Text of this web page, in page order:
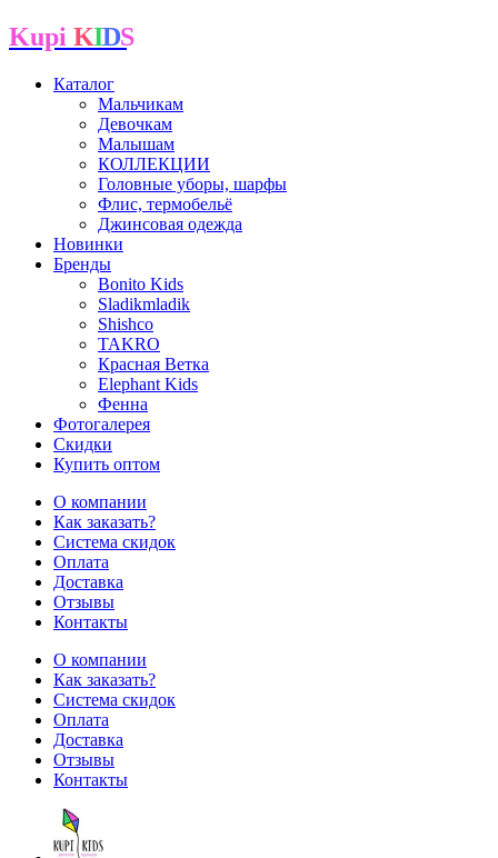
Kupi K I D S
Каталог
Мальчикам
Девочкам
Малышам
КОЛЛЕКЦИИ
Головные уборы, шарфы
Флис, термобельё
Джинсовая одежда
Новинки
Бренды
Bonito Kids
Sladikmladik
Shishco
TAKRO
Красная Ветка
Elephant Kids
Фенна
Фотогалерея
Скидки
Купить оптом
О компании
Как заказать?
Система скидок
Оплата
Доставка
Отзывы
Контакты
О компании
Как заказать?
Система скидок
Оплата
Доставка
Отзывы
Контакты